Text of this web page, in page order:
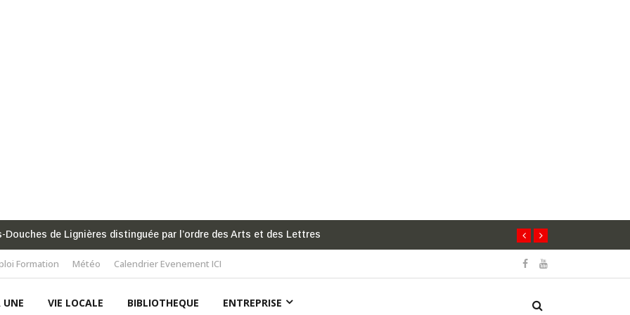
la liste À l’écoute des Nérondaises et Nérondais
Formation Météo Calendrier Evenement ICI
VIE LOCALE BIBLIOTHEQUE ENTREPRISE